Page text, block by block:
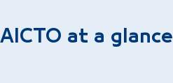
AICTO at a glance